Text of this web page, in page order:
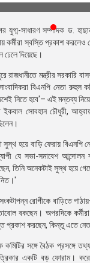
যুগ্ম-সাধারণ সম্পাদক ড.
কর্মীরা স্বস্তি প্রকাশ করলেও
দিয়েছে।
মন্ত্রীর সরকারি
বিএনপি নেতা রুহুল
নিতে হবে'– এই মন্তব্য
ইকবাল সোবহান চৌধুরী,
সুস্থ হয়ে বাড়ি ফেরায় বিএনপি
যে সভা-সমাবেশ আন্দোলন
তিনি অনেকটাই সুস্থ হয়ে
রোগীকে বাড়িতে
বকছেন। অপরদিকে কর্মীরা
প্রকাশ করছেন, কিন্তু এতে
সঙ্গে বৈঠক প্রসঙ্গে
একটি বড় ফোরাম।